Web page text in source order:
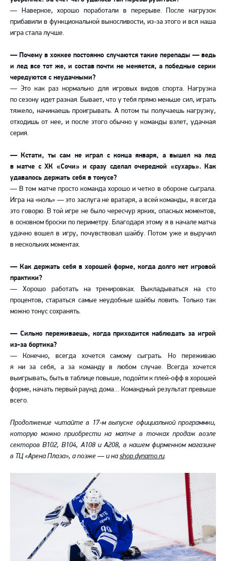
— Наверное, хорошо поработали в перерыве. После нагрузок
прибавили в функциональной выносливости, из-за этого и вся наша
игра стала лучше.
— Почему в хоккее постоянно случаются такие перепады — ведь
и лед все тот же, и состав почти не меняется, а победные серии
чередуются с неудачными?
— Это как раз нормально для игровых видов спорта. Нагрузка
по сезону идет разная. Бывает, что у тебя прямо меньше сил, играть
тяжело, начинаешь проигрывать. А потом ты получаешь нагрузку,
отходишь от нее, и после этого обычно у команды взлет, удачная
серия.
— Кстати, ты сам не играл с конца января, а вышел на лед
в матче с ХК «Сочи» и сразу сделал очередной «сухарь». Как
удавалось держать себя в тонусе?
— В том матче просто команда хорошо и четко в обороне сыграла.
Игра на «ноль» — это заслуга не вратаря, а всей команды, я всегда
это говорю. В той игре не было чересчур ярких, опасных моментов,
в основном броски по периметру. Благодаря этому я в начале матча
удачно вошел в игру, почувствовал шайбу. Потом уже и выручил
в нескольких моментах.
— Как держать себя в хорошей форме, когда долго нет игровой
практики?
— Хорошо работать на тренировках. Выкладываться на сто
процентов, стараться самые неудобные шайбы ловить. Только так
можно тонус сохранять.
— Сильно переживаешь, когда приходится наблюдать за игрой
из-за бортика?
— Конечно, всегда хочется самому сыграть. Но переживаю
я ни за себя, а за команду в любом случае. Всегда хочется
выигрывать, быть в таблице повыше, подойти к плей-офф в хорошей
форме, начать первый раунд дома… Командный результат превыше
всего.
Продолжение читайте в 17-м выпуске официальной программки,
которую можно приобрести на матче в точках продаж возле
секторов В102, B104, А108 и А208, в нашем фирменном магазине
в ТЦ «Арена Плаза», а позже — и наshop.dynamo.ru.